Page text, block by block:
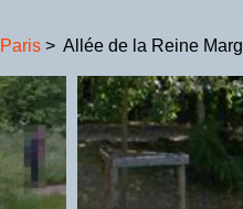
Paris > Allée de la Reine